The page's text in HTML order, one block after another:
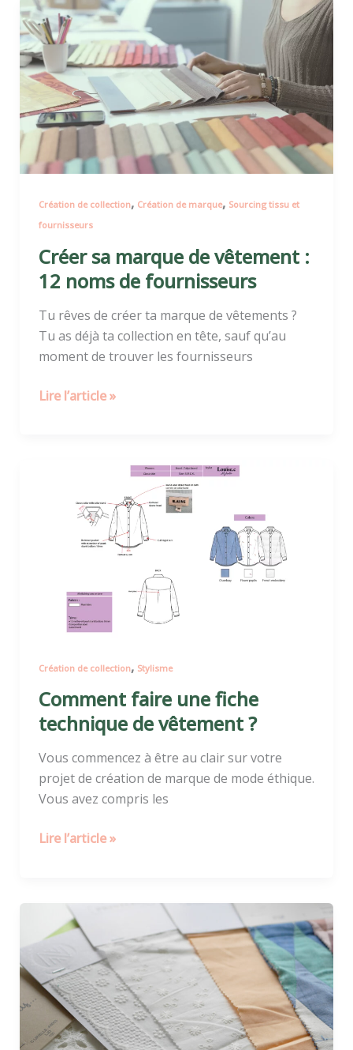
Création de collection, Création de marque, Sourcing tissu et
fournisseurs
Créer sa marque de vêtement :
12 noms de fournisseurs
Tu rêves de créer ta marque de vêtements ?
Tu as déjà ta collection en tête, sauf qu’au
moment de trouver les fournisseurs
Créer
sa
marque
de
vêtement
:
12
noms
de
Lire l’article »
Création de collection, Stylisme
Comment faire une fiche
technique de vêtement ?
Vous commencez à être au clair sur votre
projet de création de marque de mode éthique.
Vous avez compris les
technique
vêtement
Lire l’article »
Comment
trouver
fournisseurs
de
tissus
?